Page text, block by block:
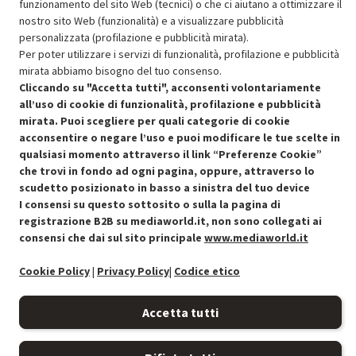
SCONTO RICONDIZIONATI
Approfitta dello sconto del 50% sul prodotto ricondizionato.
Condizioni generali di vendita
Cookie Policy
Preferenze cookie
Recedere dal contratto qui
funzionamento del sito Web (tecnici) o che ci aiutano a ottimizzare il
nostro sito Web (funzionalità) e a visualizzare pubblicità
personalizzata (profilazione e pubblicità mirata).
Per poter utilizzare i servizi di funzionalità, profilazione e pubblicità
mirata abbiamo bisogno del tuo consenso.
Cliccando su "Accetta tutti", acconsenti volontariamente
all’uso di cookie di funzionalità, profilazione e pubblicità
mirata. Puoi scegliere per quali categorie di cookie
acconsentire o negare l’uso e puoi modificare le tue scelte in
qualsiasi momento attraverso il link “Preferenze Cookie”
che trovi in fondo ad ogni pagina, oppure, attraverso lo
scudetto posizionato in basso a sinistra del tuo device
I consensi su questo sottosito o sulla la pagina di
registrazione B2B su mediaworld.it, non sono collegati ai
consensi che dai sul sito principale www.mediaworld.it
Cookie Policy| Privacy Policy| Codice etico
Accetta tutti